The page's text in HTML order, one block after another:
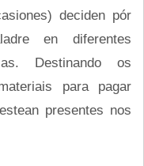
deciden pór
en diferentes
Destinando os
para pagar
presentes nos